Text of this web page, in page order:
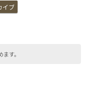
イブ
ます。